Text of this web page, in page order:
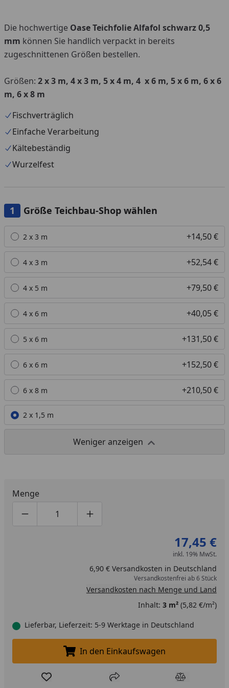
Die hochwertige Oase Teichfolie Alfafol schwarz 0,5
mm können Sie handlich verpackt in bereits
zugeschnittenen Größen bestellen.
Größen: 2 x 3 m, 4 x 3 m, 5 x 4 m, 4 x 6 m, 5 x 6 m, 6 x 6
m, 6 x 8 m
Fischverträglich
Einfache Verarbeitung
Kältebeständig
Wurzelfest
Größe Teichbau-Shop wählen
Alle anzeigen (8)
2 x 3 m +14,50 €
4 x 3 m +52,54 €
4 x 5 m +79,50 €
4 x 6 m +40,05 €
5 x 6 m +131,50 €
6 x 6 m +152,50 €
6 x 8 m +210,50 €
2 x 1,5 m
Weniger anzeigen
Menge
Produktmenge um eins verringern
Produktmenge manuell eingeben
Produktmenge um eins erhöhen
17,45 €
inkl. 19% MwSt.
6,90 € Versandkosten in Deutschland
Versandkostenfrei ab 6 Stück
Versandkosten nach Menge und Land
Inhalt: 3 m²(5,82 €/m²)
Lieferbar, Lieferzeit: 5-9 Werktage in Deutschland
In den Einkaufswagen legen
In den Einkaufswagen
Produkt zur Wunschliste hinzufügen
Teilen Produkt